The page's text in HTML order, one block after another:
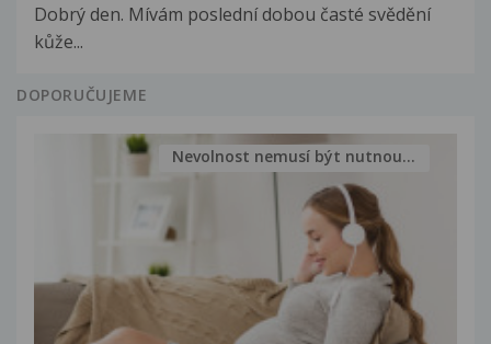
Dobrý den. Mívám poslední dobou časté svědění
kůže...
DOPORUČUJEME
Nevolnost nemusí být nutnou...